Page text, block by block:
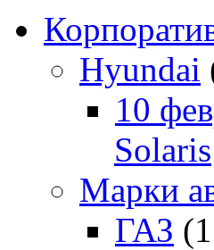
Hyundai
10
Solaris
Марки
ГАЗ